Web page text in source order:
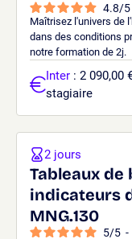
4.8/5
Maîtrisez l'univers de
dans des conditions
notre formation de 2j.
Inter : 2 090,00
stagiaire
Tableaux de
indicateurs
MNG.130
5/5 -
2 jours